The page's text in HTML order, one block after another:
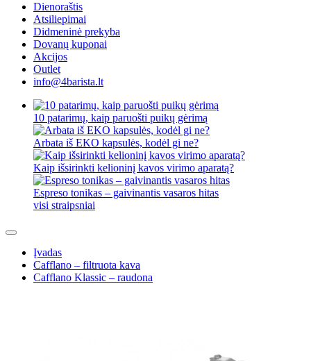
Dienoraštis
Atsiliepimai
Didmeninė prekyba
Dovanų kuponai
Akcijos
Outlet
info@4barista.lt
10 patarimų, kaip paruošti puikų gėrimą
Arbata iš EKO kapsulės, kodėl gi ne?
Kaip išsirinkti kelioninį kavos virimo aparatą?
Espreso tonikas – gaivinantis vasaros hitas
visi straipsniai
Įvadas
Cafflano – filtruota kava
Cafflano Klassic – raudona